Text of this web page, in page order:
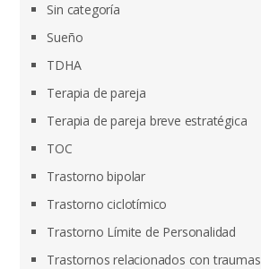
Sin categoría
Sueño
TDHA
Terapia de pareja
Terapia de pareja breve estratégica
TOC
Trastorno bipolar
Trastorno ciclotímico
Trastorno Límite de Personalidad
Trastornos relacionados con traumas